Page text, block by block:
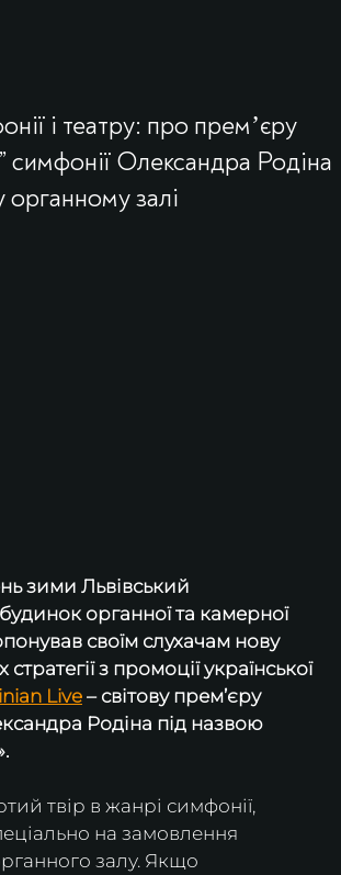
і театру: про премʼєру
симфонії Олександра Родіна
органному залі
зими Львівський
органної та камерної
своїм слухачам нову
з промоції української
Live – світову прем’єру
Родіна під назвою
твір в жанрі симфонії,
на замовлення
залу. Якщо